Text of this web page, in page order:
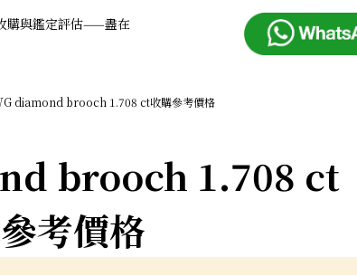
購與鑑定評估——盡在
diamond brooch 1.708 ct收購參考價格
brooch 1.708 ct
考價格